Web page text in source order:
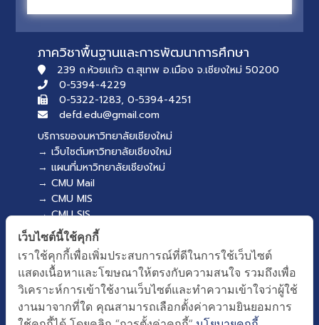
ภาควิชาพื้นฐานและการพัฒนาการศึกษา
239 ถ.ห้วยแก้ว ต.สุเทพ อ.เมือง จ.เชียงใหม่ 50200
0-5394-4229
0-5322-1283, 0-5394-4251
defd.edu@gmail.com
บริการของมหาวิทยาลัยเชียงใหม่
→ เว็บไซต์มหาวิทยาลัยเชียงใหม่
→ แผนที่มหาวิทยาลัยเชียงใหม่
→ CMU Mail
→ CMU MIS
→ CMU SIS
→ CMU WiFi
บริการของคณะศึกษาศาสตร์
→ เว็บไซต์คณะศึกษาศาสตร์
→ ระบบจัดการเว็บไซต์
→ EDU MIS
→ EDU SIS
เว็บไซต์นี้ใช้คุกกี้
เราใช้คุกกี้เพื่อเพิ่มประสบการณ์ที่ดีในการใช้เว็บไซต์
แสดงเนื้อหาและโฆษณาให้ตรงกับความสนใจ รวมถึงเพื่อ
วิเคราะห์การเข้าใช้งานเว็บไซต์และทำความเข้าใจว่าผู้ใช้
งานมาจากที่ใด คุณสามารถเลือกตั้งค่าความยินยอมการ